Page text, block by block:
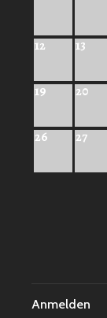
12 13
19 20
26 27
Anmelden